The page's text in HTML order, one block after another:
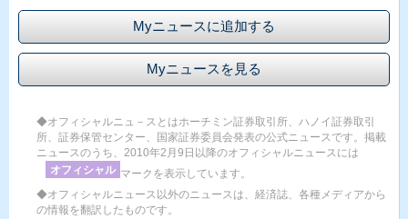
Myニュースに追加する
Myニュースを見る
◆オフィシャルニュ－スとはホーチミン証券取引所、ハノイ証券取引
所、証券保管センター、国家証券委員会発表の公式ニュースです。掲載
ニュースのうち、2010年2月9日以降のオフィシャルニュースには
オフィシャル マークを表示しています。
◆オフィシャルニュース以外のニュースは、経済誌、各種メディアから
の情報を翻訳したものです。